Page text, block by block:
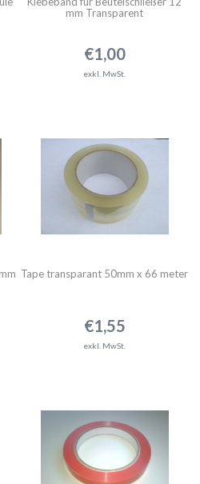
mm Transparent
€1,00
exkl. MwSt.
Tape transparant 50mm x 66 meter
€1,55
exkl. MwSt.